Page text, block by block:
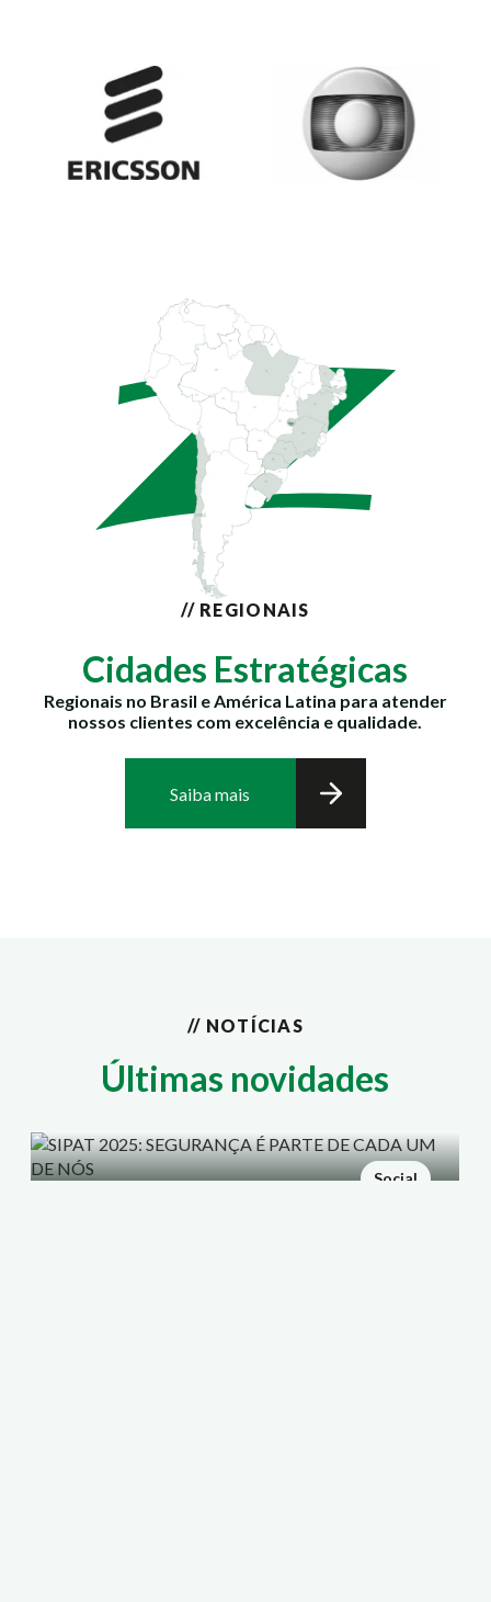
// REGIONAIS
Cidades Estratégicas
Regionais no Brasil e América Latina para atender
nossos clientes com excelência e qualidade.
Saiba mais
// NOTÍCIAS
Últimas novidades
Social